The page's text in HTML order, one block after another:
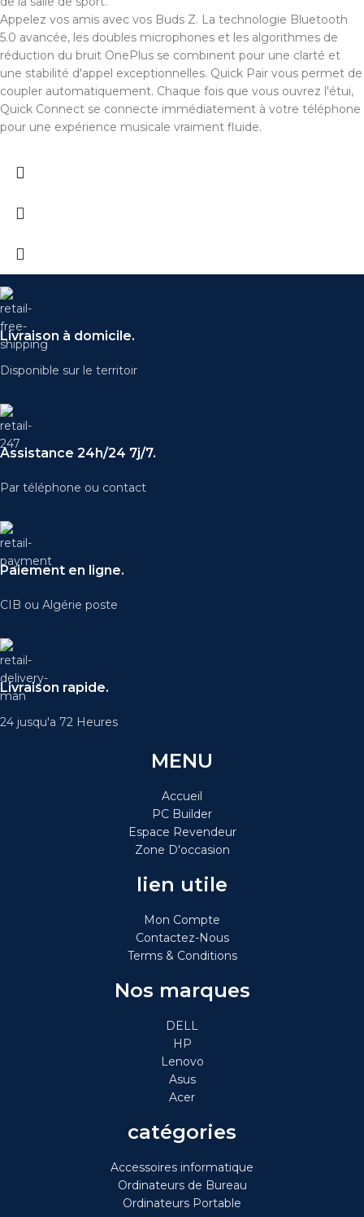
Appelez vos amis avec vos Buds Z. La technologie Bluetooth
5.0 avancée, les doubles microphones et les algorithmes de
réduction du bruit OnePlus se combinent pour une clarté et
une stabilité d'appel exceptionnelles. Quick Pair vous permet de
coupler automatiquement. Chaque fois que vous ouvrez l'étui,
Quick Connect se connecte immédiatement à votre téléphone
pour une expérience musicale vraiment fluide.
Livraison à domicile.
Disponible sur le territoir
Assistance 24h/24 7j/7.
Par téléphone ou contact
Paiement en ligne.
CIB ou Algérie poste
Livraison rapide.
24 jusqu'a 72 Heures
MENU
Accueil
PC Builder
Espace Revendeur
Zone D'occasion
lien utile
Mon Compte
Contactez-Nous
Terms & Conditions
Nos marques
DELL
HP
Lenovo
Asus
Acer
catégories
Accessoires informatique
Ordinateurs de Bureau
Ordinateurs Portable